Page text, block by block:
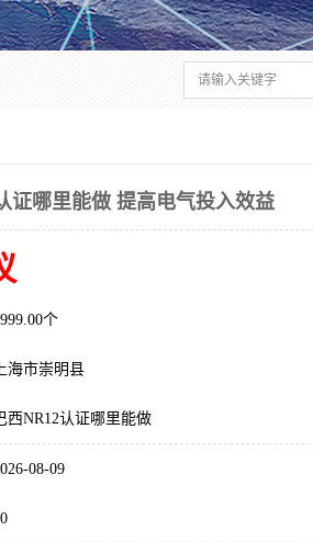
证哪里能做 提高电气投入效益
个
上海市崇明县
西NR12认证哪里能做
08-09